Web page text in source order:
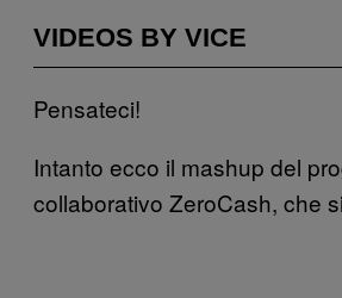
VIDEOS BY VICE
Pensateci!
Intanto ecco il mashup del
collaborativo ZeroCash, che